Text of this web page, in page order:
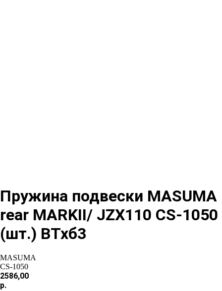
Пружина подвески MASUMA
rear MARKII/ JZX110 CS-1050
(шт.) ВТхб3
MASUMA
CS-1050
2586,00
р.